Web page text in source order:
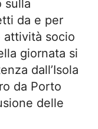
sulla
da e per
attività socio
giornata si
dall’Isola
da Porto
delle